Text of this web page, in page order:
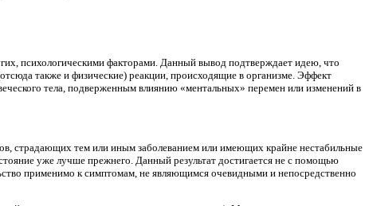
психологическими факторами. Данный вывод подтверждает идею, что
также и физические) реакции, происходящие в организме. Эффект
тела, подверженным влиянию «ментальных» перемен или изменений в
страдающих тем или иным заболеванием или имеющих крайне нестабильные
уже лучше прежнего. Данный результат достигается не с помощью
применимо к симптомам, не являющимся очевидными и непосредственно